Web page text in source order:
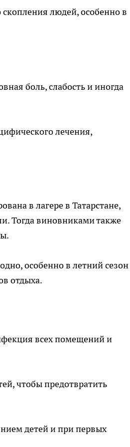
скопления людей, особенно в
боль, слабость и иногда
лечения,
в лагере в Татарстане,
Тогда виновниками также
особенно в летний сезон
отдыха.
всех помещений и
чтобы предотвратить
детей и при первых